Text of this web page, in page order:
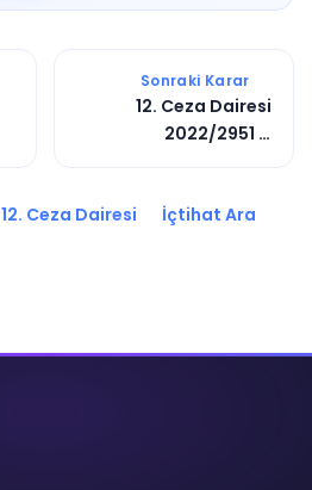
Sonraki Karar
12. Ceza Dairesi
2022/2951 E.
12. Ceza Dairesi İçtihat Ara